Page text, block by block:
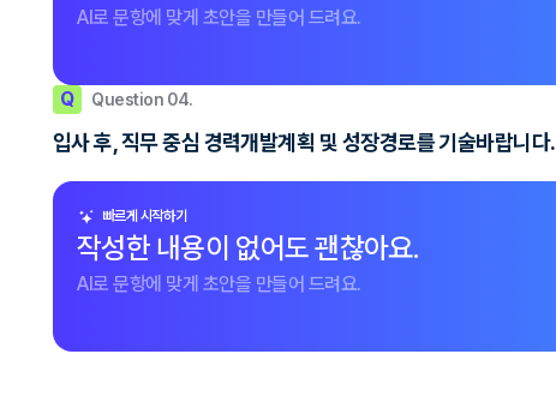
AI로 문항에 맞게 초안을 만들어 드려요.
Q Question 04.
입사 후, 직무 중심 경력개발계획 및 성장경로를 기술바랍니다.
빠르게 시작하기
작성한 내용이 없어도 괜찮아요.
AI로 문항에 맞게 초안을 만들어 드려요.